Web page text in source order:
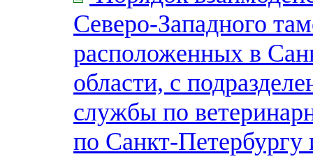
Северо-Западного
расположенных в
области, с
службы по
по Санкт-Петербургу